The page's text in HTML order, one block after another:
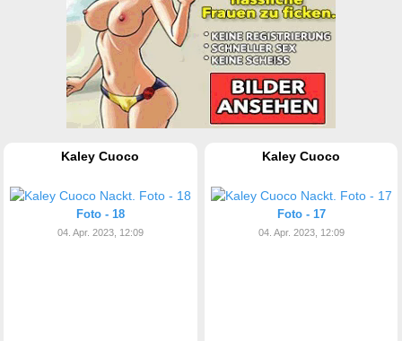
Kaley Cuoco
Foto - 18
04. Apr. 2023, 12:09
Kaley Cuoco
Foto - 17
04. Apr. 2023, 12:09